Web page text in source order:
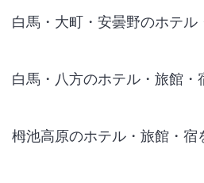
白馬・大町・安曇野のホテル
白馬・八方のホテル・旅館・
栂池高原のホテル・旅館・宿